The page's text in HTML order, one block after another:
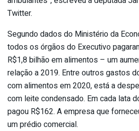
Twitter.
Segundo dados do Ministério da
todos os órgãos do Executivo
R$1,8 bilhão em alimentos – um
relação a 2019. Entre outros gastos
com alimentos em 2020, está a
com leite condensado. Em cada lata
pagou R$162. A empresa que
um prédio comercial.